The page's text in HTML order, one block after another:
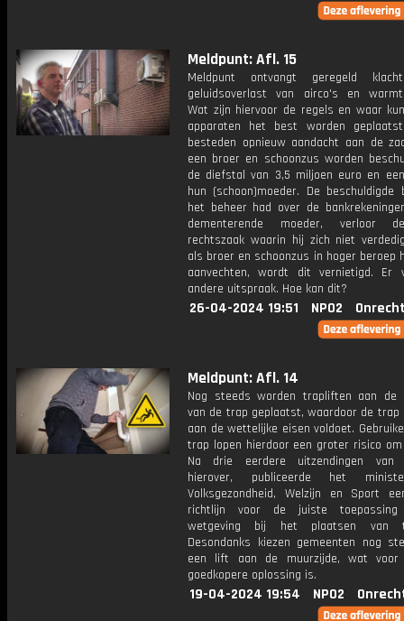
Meldpunt: Afl. 15
Meldpunt ontvangt geregeld
geluidsoverlast van airco's en
Wat zijn hiervoor de regels en waar
apparaten het best worden
besteden opnieuw aandacht aan de
een broer en schoonzus worden
de diefstal van 3,5 miljoen euro en
hun (schoon)moeder. De beschuldigde
het beheer had over de
dementerende moeder, verloor
rechtszaak waarin hij zich niet
als broer en schoonzus in hoger beroep
aanvechten, wordt dit vernietigd. Er
andere uitspraak. Hoe kan dit?
26-04-2024 19:51 NPO2
Meldpunt: Afl. 14
Nog steeds worden trapliften aan de
van de trap geplaatst, waardoor de trap
aan de wettelijke eisen voldoet.
trap lopen hierdoor een groter risico
Na drie eerdere uitzendingen van
hierover, publiceerde het
Volksgezondheid, Welzijn en Sport
richtlijn voor de juiste
wetgeving bij het plaatsen van
Desondanks kiezen gemeenten nog
een lift aan de muurzijde, wat voor
goedkopere oplossing is.
19-04-2024 19:54 NPO2